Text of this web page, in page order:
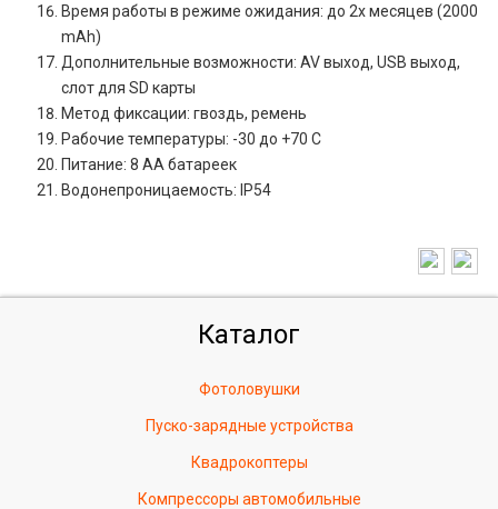
Время работы в режиме ожидания: до 2х месяцев (2000
mAh)
Дополнительные возможности: AV выход, USB выход,
слот для SD карты
Метод фиксации: гвоздь, ремень
Рабочие температуры: -30 до +70 С
Питание: 8 АА батареек
Водонепроницаемость: IP54
Каталог
Фотоловушки
Пуско-зарядные устройства
Квадрокоптеры
Компрессоры автомобильные